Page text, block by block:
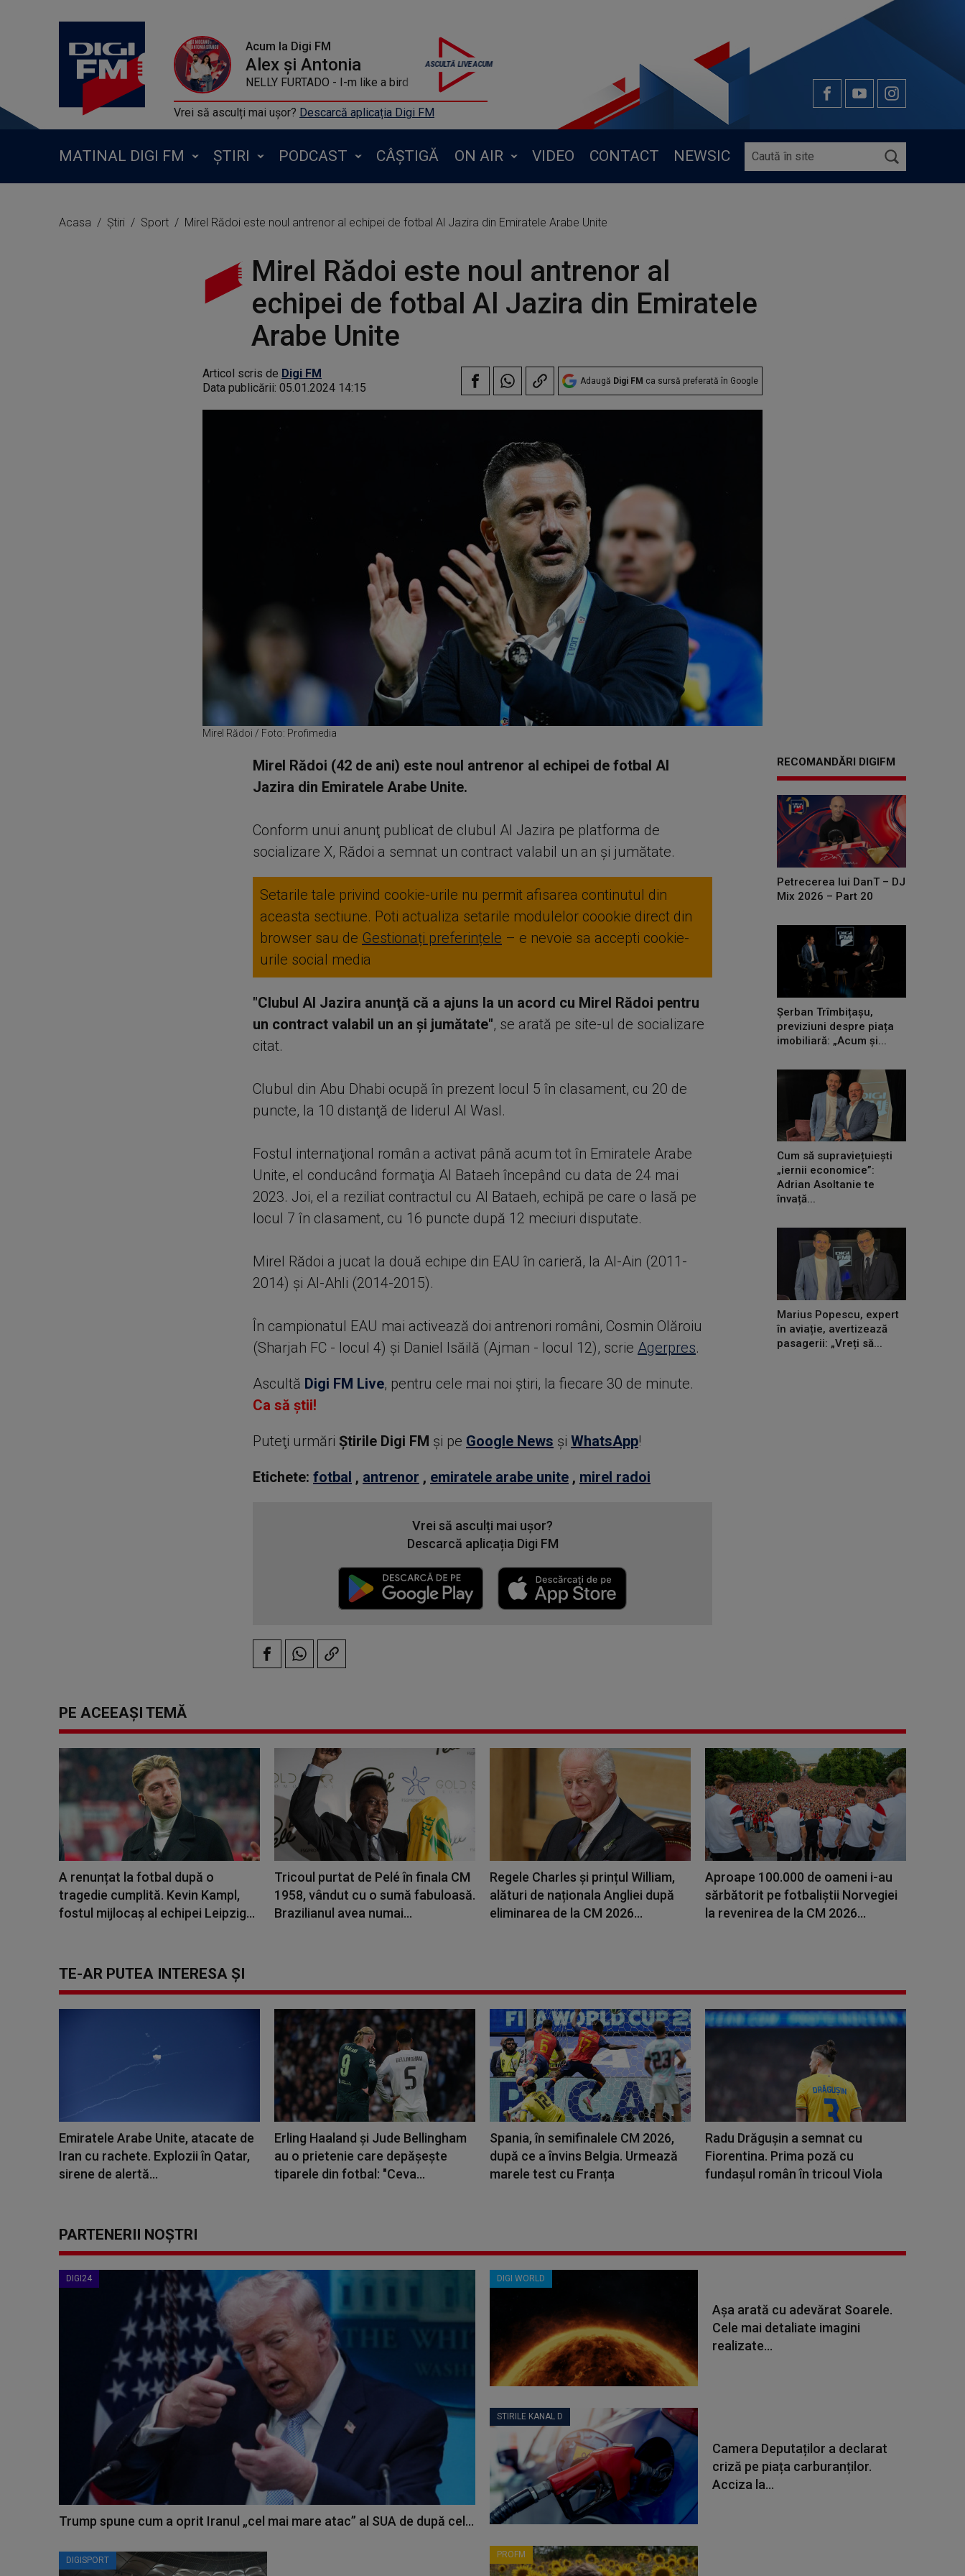
Acum la Digi FM
Alex și Antonia
NELLY FURTADO - I-m like a bird
Vrei să asculți mai ușor? Descarcă aplicația Digi FM
MATINAL DIGI FM ȘTIRI PODCAST CÂȘTIGĂ ON AIR VIDEO CONTACT NEWSIC
Acasa Știri Sport Mirel Rădoi este noul antrenor al echipei de fotbal Al Jazira din Emiratele Arabe Unite
Mirel Rădoi este noul antrenor al
echipei de fotbal Al Jazira din Emiratele
Arabe Unite
Articol scris de Digi FM
Data publicării: 05.01.2024 14:15 Adaugă Digi FM ca sursă preferată în Google
Mirel Rădoi / Foto: Profimedia
Mirel Rădoi (42 de ani) este noul antrenor al echipei de fotbal Al
Jazira din Emiratele Arabe Unite.
Conform unui anunţ publicat de clubul Al Jazira pe platforma de
socializare X, Rădoi a semnat un contract valabil un an şi jumătate.
Setarile tale privind cookie-urile nu permit afisarea continutul din
aceasta sectiune. Poti actualiza setarile modulelor coookie direct din
browser sau de Gestionați preferințele – e nevoie sa accepti cookie-
urile social media
"Clubul Al Jazira anunţă că a ajuns la un acord cu Mirel Rădoi pentru
un contract valabil un an şi jumătate", se arată pe site-ul de socializare
citat.
Clubul din Abu Dhabi ocupă în prezent locul 5 în clasament, cu 20 de
puncte, la 10 distanţă de liderul Al Wasl.
Fostul internaţional român a activat până acum tot în Emiratele Arabe
Unite, el conducând formaţia Al Bataeh începând cu data de 24 mai
2023. Joi, el a reziliat contractul cu Al Bataeh, echipă pe care o lasă pe
locul 7 în clasament, cu 16 puncte după 12 meciuri disputate.
Mirel Rădoi a jucat la două echipe din EAU în carieră, la Al-Ain (2011-
2014) şi Al-Ahli (2014-2015).
În campionatul EAU mai activează doi antrenori români, Cosmin Olăroiu
(Sharjah FC - locul 4) şi Daniel Isăilă (Ajman - locul 12), scrie Agerpres.
Ascultă Digi FM Live, pentru cele mai noi știri, la fiecare 30 de minute.
Ca să știi!
Puteţi urmări Știrile Digi FM şi pe Google News şi WhatsApp!
Etichete: fotbal , antrenor , emiratele arabe unite, mirel radoi
Vrei să asculți mai ușor?
Descarcă aplicația Digi FM
RECOMANDĂRI DIGIFM
Petrecerea lui DanT – DJ
Mix 2026 – Part 20
Șerban Trîmbițașu,
previziuni despre piața
imobiliară: „Acum și...
Cum să supraviețuiești
„iernii economice”:
Adrian Asoltanie te
învață...
Marius Popescu, expert
în aviație, avertizează
pasagerii: „Vreți să...
PE ACEEAȘI TEMĂ
A renunțat la fotbal după o
tragedie cumplită. Kevin Kampl,
fostul mijlocaş al echipei Leipzig...
Tricoul purtat de Pelé în finala CM
1958, vândut cu o sumă fabuloasă.
Brazilianul avea numai...
Regele Charles și prințul William,
alături de naționala Angliei după
eliminarea de la CM 2026...
Aproape 100.000 de oameni i-au
sărbătorit pe fotbaliștii Norvegiei
la revenirea de la CM 2026...
TE-AR PUTEA INTERESA ȘI
Emiratele Arabe Unite, atacate de
Iran cu rachete. Explozii în Qatar,
sirene de alertă...
Erling Haaland și Jude Bellingham
au o prietenie care depășește
tiparele din fotbal: "Ceva...
Spania, în semifinalele CM 2026,
după ce a învins Belgia. Urmează
marele test cu Franța
Radu Drăguşin a semnat cu
Fiorentina. Prima poză cu
fundașul român în tricoul Viola
PARTENERII NOȘTRI
DIGI24
Trump spune cum a oprit Iranul „cel mai mare atac” al SUA de după cel...
DIGISPORT
DIGI WORLD
Așa arată cu adevărat Soarele.
Cele mai detaliate imagini
realizate...
STIRILE KANAL D
Camera Deputaților a declarat
criză pe piața carburanților.
Acciza la...
PROFM